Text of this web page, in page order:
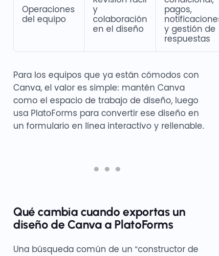
Operaciones
del equipo
y
colaboración
en el diseño
pagos,
y gestión de
respuestas
Para los equipos que ya están cómodos con
Canva, el valor es simple: mantén Canva
como el espacio de trabajo de diseño, luego
usa PlatoForms para convertir ese diseño en
un formulario en línea interactivo y rellenable.
Qué cambia cuando exportas un
diseño de Canva a PlatoForms
Una búsqueda común de un “constructor de